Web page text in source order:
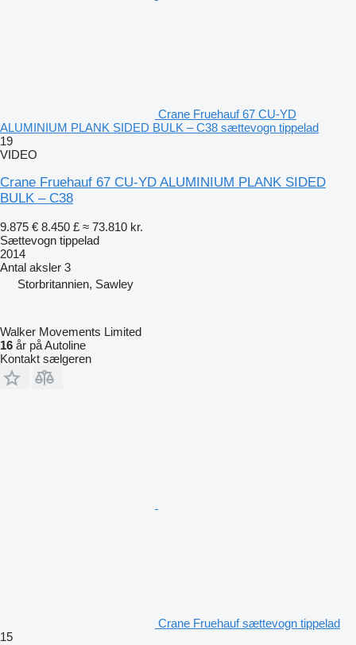
Crane Fruehauf 67 CU-YD
ALUMINIUM PLANK SIDED BULK – C38 sættevogn tippelad
19
VIDEO
Crane Fruehauf 67 CU-YD ALUMINIUM PLANK SIDED
BULK – C38
9.875 € 8.450 £ ≈ 73.810 kr.
Sættevogn tippelad
2014
Antal aksler 3
Storbritannien, Sawley
Walker Movements Limited
16 år på Autoline
Kontakt sælgeren
Crane Fruehauf sættevogn tippelad
15